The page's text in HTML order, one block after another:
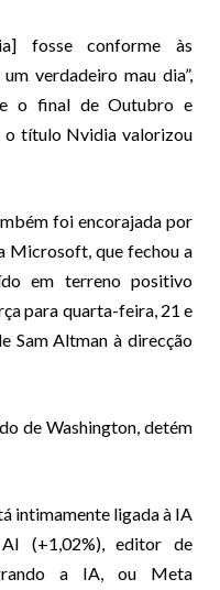
fosse conforme às
verdadeiro mau dia”,
o final de Outubro e
o título Nvidia valorizou
foi encorajada por
Microsoft, que fechou a
em terreno positivo
para quarta-feira, 21 e
Sam Altman à direcção
de Washington, detém
intimamente ligada à IA
(+1,02%), editor de
a IA, ou Meta